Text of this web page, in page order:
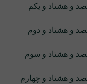
و هشتاد و یکم
و هشتاد و دوم
و هشتاد و سوم
و هشتاد و چهارم